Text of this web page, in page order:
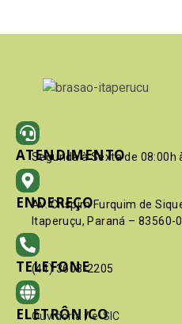
ATENDIMENTO
Segunda à Sexta de 08:00h
ENDEREÇO
Av. Crispim Furquim de
Itaperuçu, Paraná – 83560-
TELEFONE
(41) 3603-2205
ELETRÔNICO
Ouvidoria / e-SIC